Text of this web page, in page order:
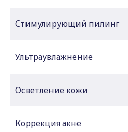
Стимулирующий пилинг
Ультраувлажнение
Осветление кожи
Коррекция акне